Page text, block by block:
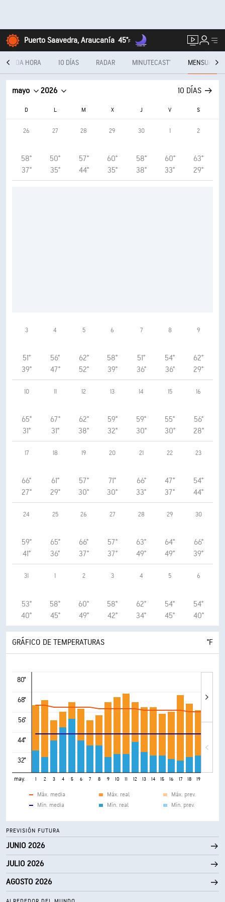
Puerto Saavedra, Araucanía 45°F
CADA HORA 10 DÍAS RADAR MINUTECAST® MENSUAL
mayo 2026 10 DÍAS
D L M X J V S
26
58°
37°
27
50°
35°
28
57°
44°
29
60°
35°
30
58°
38°
1
60°
33°
2
63°
29°
3
51°
39°
4
56°
47°
5
62°
52°
6
58°
39°
7
51°
36°
8
54°
36°
9
62°
29°
10
65°
31°
11
67°
31°
12
62°
38°
13
59°
32°
14
59°
30°
15
55°
30°
16
56°
28°
17
66°
27°
18
61°
29°
19
57°
30°
20
71°
30°
21
66°
33°
22
47°
37°
23
54°
44°
24
59°
41°
25
65°
36°
26
66°
37°
27
57°
37°
28
63°
49°
29
64°
49°
30
66°
39°
31
53°
40°
1
58°
45°
2
60°
49°
3
58°
42°
4
62°
34°
5
54°
45°
6
54°
40°
GRÁFICO DE TEMPERATURAS °F
80°
68°
56°
44°
32°
may. 1 2 3 4 5 6 7 8 9 10 11 12 13 14 15 16 17 18 19
Máx. media
Mín. media
Máx. real
Mín. real
Máx. prev.
Mín. prev.
PREVISIÓN FUTURA
JUNIO 2026
JULIO 2026
AGOSTO 2026